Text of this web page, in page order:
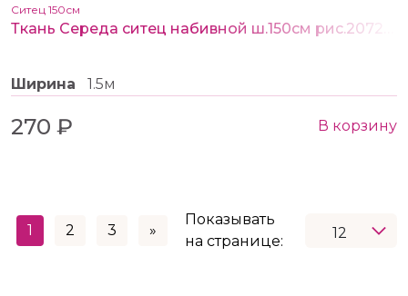
Ситец 150см
Ширина 1.5м
270 ₽ В корзину
1 2 3 »
Показывать
на странице: